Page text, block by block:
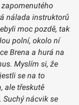
nálada instruktorů
moc pozdě, tak
polní, okolo ní
Brena a hurá na
Myslím si, že
se na to
ale třeskutě
Suchý nácvik se